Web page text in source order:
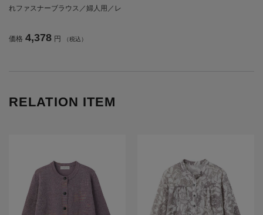
れファスナーブラウス／婦人用／レ
ゼント／ギフト 【CF】
価格 4,378 円 （税込）
RELATION ITEM